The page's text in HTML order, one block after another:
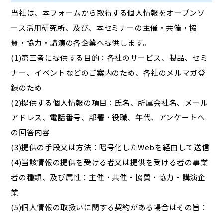
当社は、本フォームから取得する個人情報をオープンソ
ース活用研究所、及び、本セミナーの主催・共催・協
賛・協力・講演の各企業へ提供します。
(1)第三者に提供する目的：各社のサービス、製品、セミ
ナー、イベントなどのご案内のため、各社のメルマガ登
録のため
(2)提供する個人情報の項目：氏名、所属会社名、メール
アドレス、電話番号、部署・役職、年代、アンケートへ
の回答内容
(3)提供の手段又は方法：暗号化したWebを経由して送信
(4)当該情報の提供を受ける者又は提供を受ける者の事業
者の種類、及び属性：主催・共催・協賛・協力・講演企
業
(5)個人情報の取扱いに関する契約がある場合はその旨：